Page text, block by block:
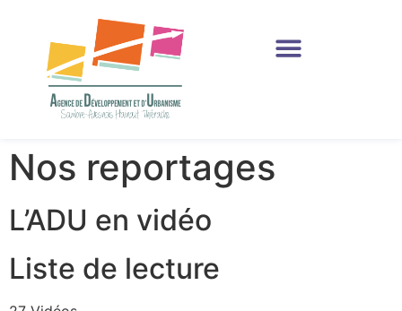
Nos reportages
L’ADU en vidéo
Liste de lecture